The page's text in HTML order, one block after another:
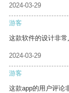
2024-03-29
游客
这款软件的设计非常
2024-03-29
游客
这款app的用户评论